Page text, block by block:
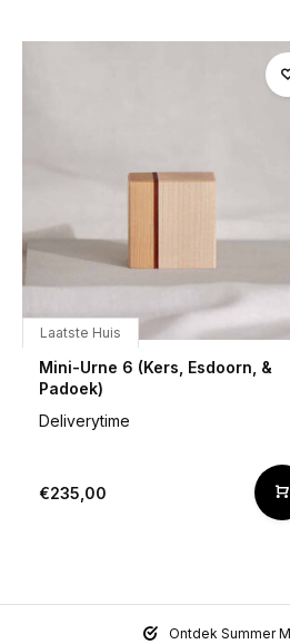
Laatste Huis
Mini-Urne 6 (Kers, Esdoorn, &
Padoek)
Deliverytime
€235,00
Ontdek Summer